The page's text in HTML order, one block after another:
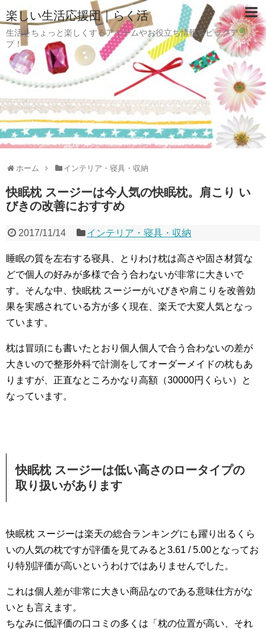
楽しい生活応援団｜らく活
生活をちょっと楽しくするアイテムやお役立ち情報をピックアッ
プ！
ホーム インテリア・寝具・収納
快眠枕 スージーは今人気の快眠枕。肩こり い
びきの改善におすすめ
2017/11/14 インテリア・寝具・収納
睡眠の質を左右する寝具、とりわけ枕は高さや固さ材質な
どで個人の好みが多様で合う合わないが非常に大きいで
す。そんな中、快眠枕 スージーがいびきや肩こりを改善効
果を実感されている方が多く現在、楽天で大変人気となっ
ています。
枕は冒頭にも書いたとおり個人個人で合う合わないの差が
大きいので整形外科で計測をしてオーダーメイドの枕もあ
りますが、正直なところかなり高額（30000円くらい）と
なっています。
快眠枕 スージーは低い高さのロータイプの
取り扱いがあります
快眠枕 スージーは楽天の総合ランキングにも躍り出るくら
いの人気の枕ですが評価を見てみると3.61 / 5.00となってお
り特別評価が高いというわけではありませんでした。
これは個人差が非常に大きい商品なのである意味仕方がな
いとも言えます。
ちなみに低評価の口コミの多くは「枕の位置が高い、それ